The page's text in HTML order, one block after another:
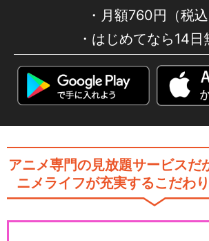
月額760円（税込
はじめてなら14日
アニメ専門の見放題サービスだ
ニメライフが充実するこだわ